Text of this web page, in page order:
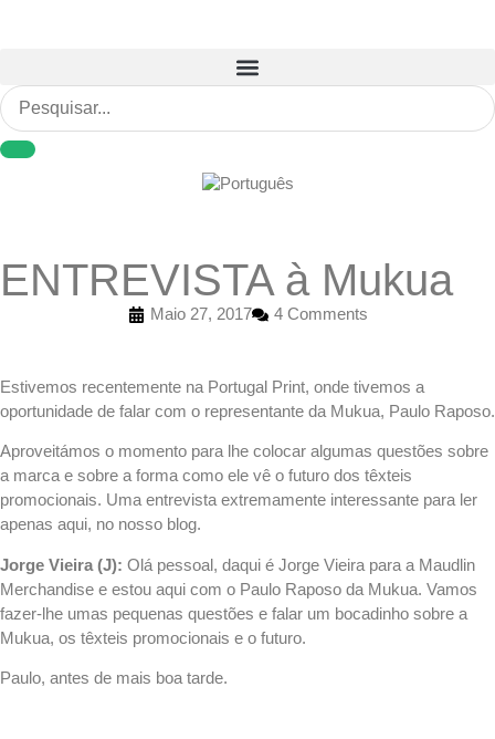
ENTREVISTA à Mukua
Maio 27, 2017 4 Comments
Estivemos recentemente na Portugal Print, onde tivemos a
oportunidade de falar com o representante da Mukua, Paulo Raposo.
Aproveitámos o momento para lhe colocar algumas questões sobre
a marca e sobre a forma como ele vê o futuro dos têxteis
promocionais. Uma entrevista extremamente interessante para ler
apenas aqui, no nosso blog.
Jorge Vieira (J): Olá pessoal, daqui é Jorge Vieira para a Maudlin
Merchandise e estou aqui com o Paulo Raposo da Mukua. Vamos
fazer-lhe umas pequenas questões e falar um bocadinho sobre a
Mukua, os têxteis promocionais e o futuro.
Paulo, antes de mais boa tarde.